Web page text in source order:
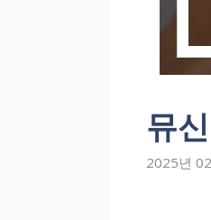
뮤
2025년